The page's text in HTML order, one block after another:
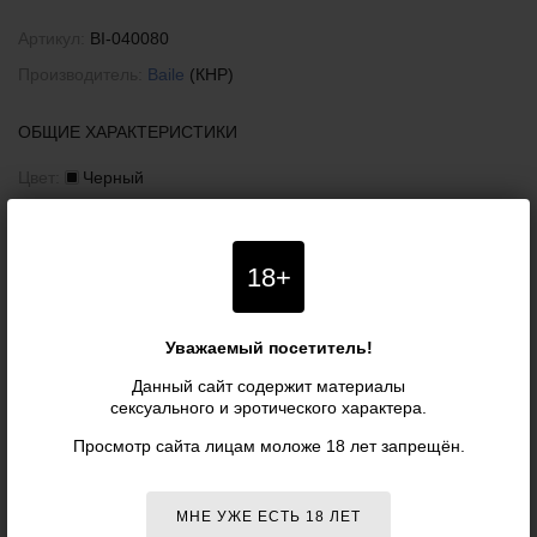
18+
Уважаемый посетитель!
Данный сайт содержит материалы
сексуального и эротического характера.
Просмотр сайта лицам моложе 18 лет запрещён.
МНЕ УЖЕ ЕСТЬ 18 ЛЕТ
BI-040080
Baile (КНР)
ОБЩИЕ ХАРАКТЕРИСТИКИ
Черный
официальном сайте компании-производителя. Внешний вид и комплектация
товара могут быть изменены производителем без специального уведомления.
Поэтому уточняйте критичные для вас характеристики товаров (например,